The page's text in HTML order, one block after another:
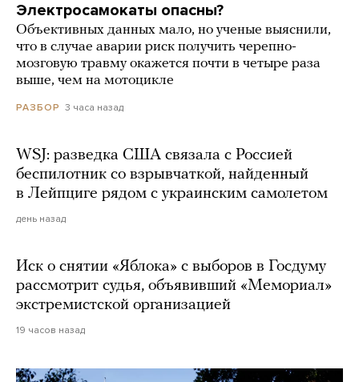
Электросамокаты опасны?
Объективных данных мало, но ученые выяснили,
что в случае аварии риск получить черепно-
мозговую травму окажется почти в четыре раза
выше, чем на мотоцикле
РАЗБОР 3 часа назад
WSJ: разведка США связала с Россией
беспилотник со взрывчаткой, найденный
в Лейпциге рядом с украинским самолетом
день назад
Иск о снятии «Яблока» с выборов в Госдуму
рассмотрит судья, объявивший «Мемориал»
экстремистской организацией
19 часов назад